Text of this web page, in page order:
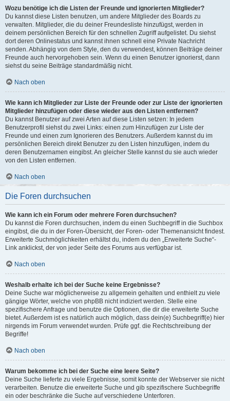
Wozu benötige ich die Listen der Freunde und ignorierten Mitglieder?
Du kannst diese Listen benutzen, um andere Mitglieder des Boards zu
verwalten. Mitglieder, die du deiner Freundesliste hinzufügst, werden in
deinem persönlichen Bereich für den schnellen Zugriff aufgelistet. Du siehst
dort deren Onlinestatus und kannst ihnen schnell eine Private Nachricht
senden. Abhängig von dem Style, den du verwendest, können Beiträge deiner
Freunde auch hervorgehoben sein. Wenn du einen Benutzer ignorierst, dann
siehst du seine Beiträge standardmäßig nicht.
Nach oben
Wie kann ich Mitglieder zur Liste der Freunde oder zur Liste der ignorierten
Mitglieder hinzufügen oder diese wieder aus den Listen entfernen?
Du kannst Benutzer auf zwei Arten auf diese Listen setzen: In jedem
Benutzerprofil siehst du zwei Links: einen zum Hinzufügen zur Liste der
Freunde und einen zum Ignorieren des Benutzers. Außerdem kannst du im
persönlichen Bereich direkt Benutzer zu den Listen hinzufügen, indem du
deren Benutzernamen eingibst. An gleicher Stelle kannst du sie auch wieder
von den Listen entfernen.
Nach oben
Die Foren durchsuchen
Wie kann ich ein Forum oder mehrere Foren durchsuchen?
Du kannst die Foren durchsuchen, indem du einen Suchbegriff in die Suchbox
eingibst, die du in der Foren-Übersicht, der Foren- oder Themenansicht findest.
Erweiterte Suchmöglichkeiten erhältst du, indem du den „Erweiterte Suche“-
Link anklickst, der von jeder Seite des Forums aus verfügbar ist.
Nach oben
Weshalb erhalte ich bei der Suche keine Ergebnisse?
Deine Suche war möglicherweise zu allgemein gehalten und enthielt zu viele
gängige Wörter, welche von phpBB nicht indiziert werden. Stelle eine
spezifischere Anfrage und benutze die Optionen, die dir die erweiterte Suche
bietet. Außerdem ist es natürlich auch möglich, dass dein(e) Suchbegriff(e) hier
nirgends im Forum verwendet wurden. Prüfe ggf. die Rechtschreibung der
Begriffe!
Nach oben
Warum bekomme ich bei der Suche eine leere Seite?
Deine Suche lieferte zu viele Ergebnisse, somit konnte der Webserver sie nicht
verarbeiten. Benutze die erweiterte Suche und gib spezifischere Suchbegriffe
ein oder beschränke die Suche auf verschiedene Unterforen.